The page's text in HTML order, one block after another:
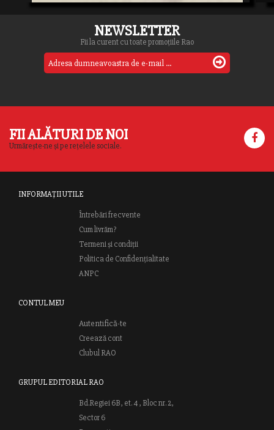
NEWSLETTER
Fii la curent cu toate promoțiile Rao
FII ALĂTURI DE NOI
Urmărește-ne și pe rețelele sociale.
INFORMAȚII UTILE
Întrebări frecvente
Cum livrăm?
Termeni și condiții
Politica de Confidențialitate
ANPC
CONTUL MEU
Autentifică-te
Creează cont
Clubul RAO
GRUPUL EDITORIAL RAO
Bd.Regiei 6B, et. 4 , Bloc nr. 2,
Sector 6